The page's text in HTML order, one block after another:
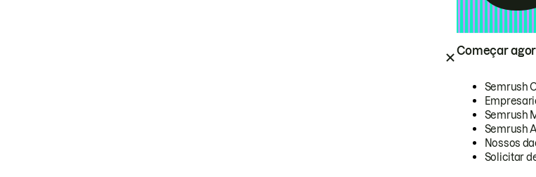
Começar
Semrush
Semrush
Semrush
Nossos
Solicitar